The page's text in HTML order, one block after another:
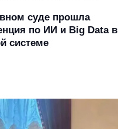
суде прошла
по ИИ и Big Data в
системе